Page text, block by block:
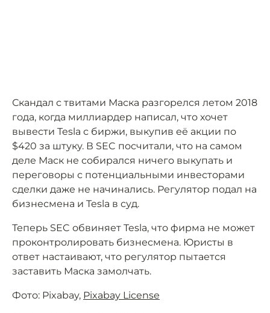
Скандал с твитами Маска разгорелся летом 2018
года, когда миллиардер написал, что хочет
вывести Tesla с биржи, выкупив её акции по
$420 за штуку. В SEC посчитали, что на самом
деле Маск не собирался ничего выкупать и
переговоры с потенциальными инвесторами
сделки даже не начинались. Регулятор подал на
бизнесмена и Tesla в суд.
Теперь SEC обвиняет Tesla, что фирма не может
проконтролировать бизнесмена. Юристы в
ответ настаивают, что регулятор пытается
заставить Маска замолчать.
Фото: Pixabay, Pixabay License